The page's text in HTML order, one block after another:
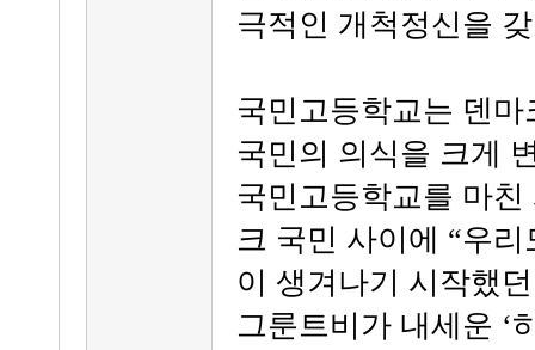
극적인 개척정신을
국민고등학교는 덴
국민의 의식을 크게
국민고등학교를 마
크 국민 사이에 “우
이 생겨나기 시작했
그룬트비가 내세운 ‘